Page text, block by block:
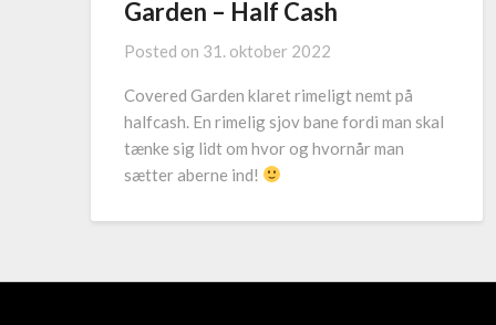
Garden – Half Cash
Posted on 31. oktober 2022
Covered Garden klaret rimeligt nemt på
halfcash. En rimelig sjov bane fordi man skal
tænke sig lidt om hvor og hvornår man
sætter aberne ind!